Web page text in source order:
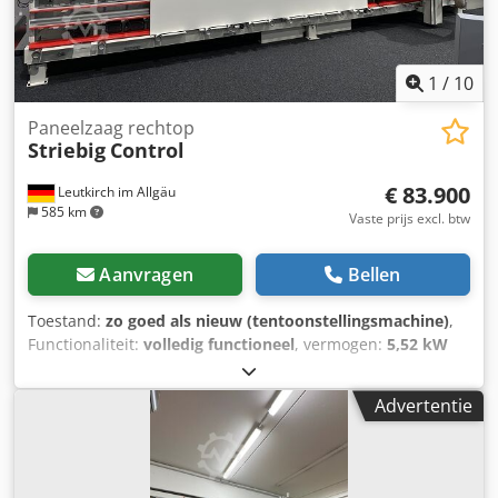
1 / 10
Leutkirch im Allgäu
585 km
Paneelzaag rechtop
Striebig Control
€ 83.900
Vaste prijs excl. btw
Aanvragen Bellen
Toestand: zo goed als nieuw (tentoonstellingsmachine),
Functionaliteit: volledig functioneel, vermogen: 5,52 kW
400 V
Hz, zaagblad diameter:300 mm, zaagblad boring:30 mm,
toerental (max.):4.800 rpm , totaalgewicht: 1.200 kg,
5.300 mm, snijdiepte:
extractiemondstuk diameter:140 mm
, Verdere technische
gegevens Zaaghoogte verticaal: 2240 mm Zaaghoogte
Advertentie